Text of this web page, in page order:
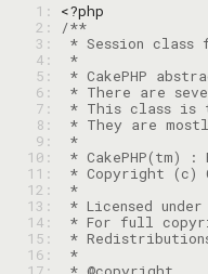
  1:
<?php
  2:
  3:
  4:
  5:
  6:
  7:
  8:
  9:
10:
11:
12:
13:
14:
15:
16: